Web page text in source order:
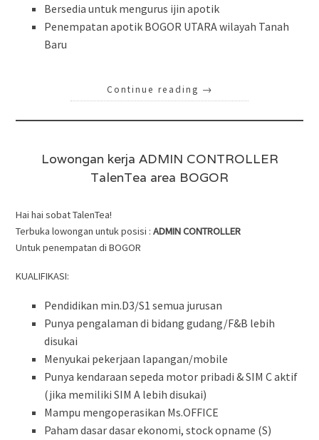
Bersedia untuk mengurus ijin apotik
Penempatan apotik BOGOR UTARA wilayah Tanah
Baru
Continue reading →
Lowongan kerja ADMIN CONTROLLER
TalenTea area BOGOR
Hai hai sobat TalenTea!
Terbuka lowongan untuk posisi :ADMIN CONTROLLER
Untuk penempatan di BOGOR
KUALIFIKASI:
Pendidikan min.D3/S1 semua jurusan
Punya pengalaman di bidang gudang/F&B lebih
disukai
Menyukai pekerjaan lapangan/mobile
Punya kendaraan sepeda motor pribadi & SIM C aktif
(jika memiliki SIM A lebih disukai)
Mampu mengoperasikan Ms.OFFICE
Paham dasar dasar ekonomi, stock opname (S)